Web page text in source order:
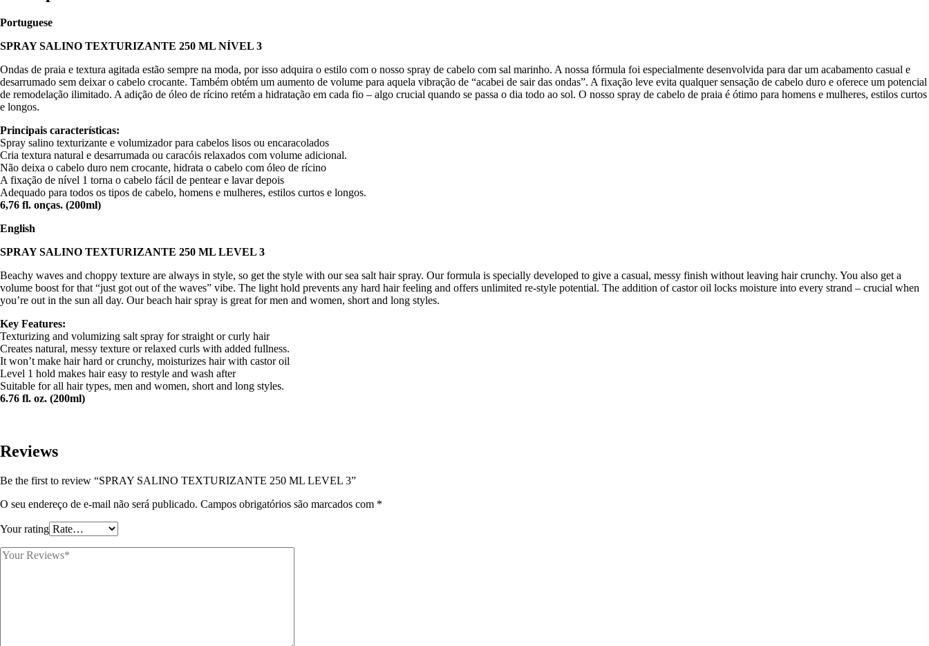
Portuguese
SPRAY SALINO TEXTURIZANTE 250 ML NÍVEL 3
Ondas de praia e textura agitada estão sempre na moda, por isso adquira o estilo com o nosso spray de cabelo com sal marinho. A nossa fórmula foi especialmente desenvolvida para dar um acabamento casual e
desarrumado sem deixar o cabelo crocante. Também obtém um aumento de volume para aquela vibração de “acabei de sair das ondas”. A fixação leve evita qualquer sensação de cabelo duro e oferece um potencial
de remodelação ilimitado. A adição de óleo de rícino retém a hidratação em cada fio – algo crucial quando se passa o dia todo ao sol. O nosso spray de cabelo de praia é ótimo para homens e mulheres, estilos curtos
e longos.
Principais características:
Spray salino texturizante e volumizador para cabelos lisos ou encaracolados
Cria textura natural e desarrumada ou caracóis relaxados com volume adicional.
Não deixa o cabelo duro nem crocante, hidrata o cabelo com óleo de rícino
A fixação de nível 1 torna o cabelo fácil de pentear e lavar depois
Adequado para todos os tipos de cabelo, homens e mulheres, estilos curtos e longos.
6,76 fl. onças. (200ml)
English
SPRAY SALINO TEXTURIZANTE 250 ML LEVEL 3
Beachy waves and choppy texture are always in style, so get the style with our sea salt hair spray. Our formula is specially developed to give a casual, messy finish without leaving hair crunchy. You also get a
volume boost for that “just got out of the waves” vibe. The light hold prevents any hard hair feeling and offers unlimited re-style potential. The addition of castor oil locks moisture into every strand – crucial when
you’re out in the sun all day. Our beach hair spray is great for men and women, short and long styles.
Key Features:
Texturizing and volumizing salt spray for straight or curly hair
Creates natural, messy texture or relaxed curls with added fullness.
It won’t make hair hard or crunchy, moisturizes hair with castor oil
Level 1 hold makes hair easy to restyle and wash after
Suitable for all hair types, men and women, short and long styles.
6.76 fl. oz. (200ml)
Reviews
Be the first to review “SPRAY SALINO TEXTURIZANTE 250 ML LEVEL 3”
O seu endereço de e-mail não será publicado. Campos obrigatórios são marcados com *
Your rating